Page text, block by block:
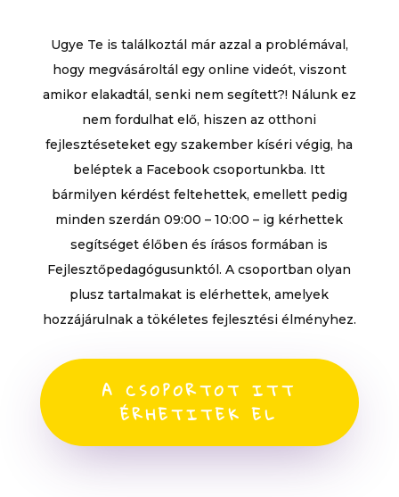
Ugye Te is találkoztál már azzal a problémával,
hogy megvásároltál egy online videót, viszont
amikor elakadtál, senki nem segített?! Nálunk ez
nem fordulhat elő, hiszen az otthoni
fejlesztéseteket egy szakember kíséri végig, ha
beléptek a Facebook csoportunkba. Itt
bármilyen kérdést feltehettek, emellett pedig
minden szerdán 09:00 – 10:00 – ig kérhettek
segítséget élőben és írásos formában is
Fejlesztőpedagógusunktól. A csoportban olyan
plusz tartalmakat is elérhettek, amelyek
hozzájárulnak a tökéletes fejlesztési élményhez.
A CSOPORTOT ITT
ÉRHETITEK EL